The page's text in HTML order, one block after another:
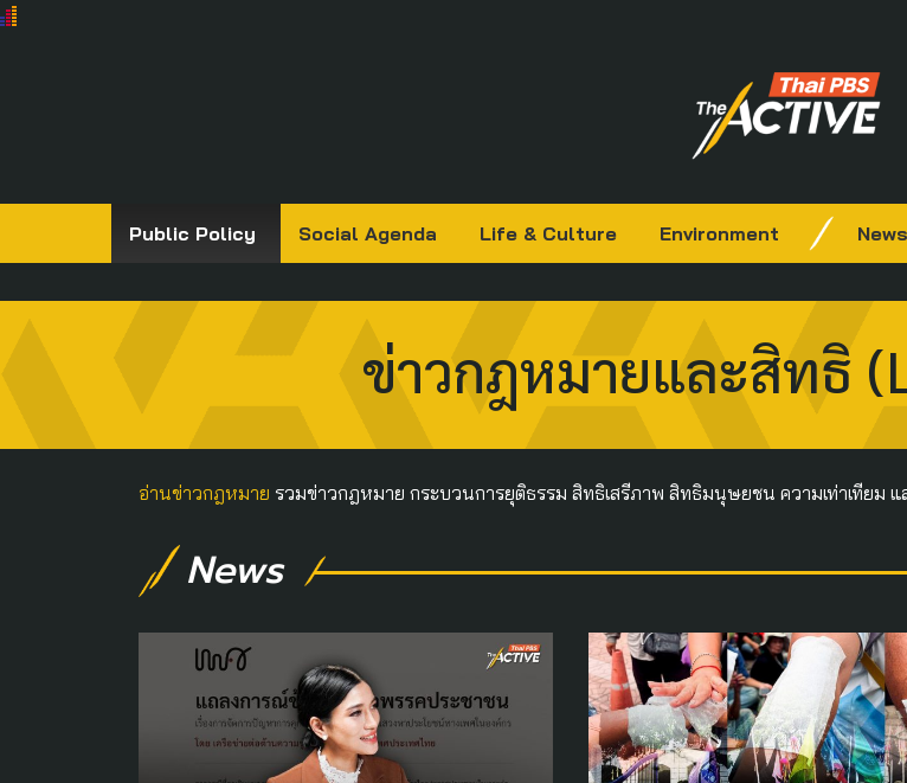
Public Policy Social Agenda Life & Culture Environment News
ข่าวกฎหมายและสิทธิ
อ่านข่าวกฎหมาย รวมข่าวกฎหมาย กระบวนการยุติธรรม สิทธิเสรีภาพ สิทธิมนุษยชน ความเท่าเทียม แ
News